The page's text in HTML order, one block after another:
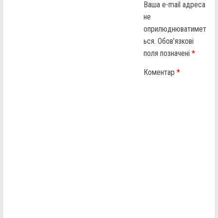
Ваша e-mail адреса
не
оприлюднюватимет
ься. Обов’язкові
поля позначені*
Коментар*